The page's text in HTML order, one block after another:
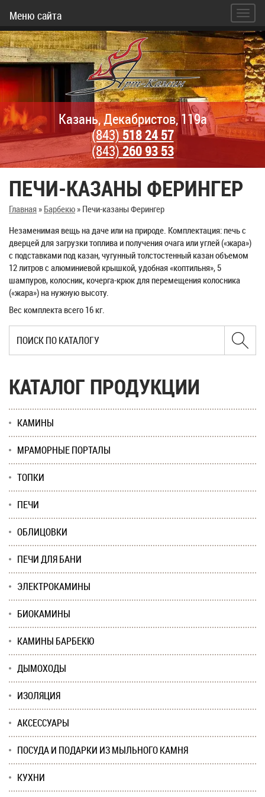
Меню сайта
Казань, Декабристов, 119а
(843)518 24 57
(843)260 93 53
ПЕЧИ-КАЗАНЫ ФЕРИНГЕР
Главная» Барбекю» Печи-казаны Ферингер
Незаменимая вещь на даче или на природе. Комплектация: печь с
дверцей для загрузки топлива и получения очага или углей («жара»)
с подставками под казан, чугунный толстостенный казан объемом
12 литров с алюминиевой крышкой, удобная «коптильня», 5
шампуров, колосник, кочерга-крюк для перемещения колосника
(«жара») на нужную высоту.
Вес комплекта всего 16 кг.
КАТАЛОГ ПРОДУКЦИИ
КАМИНЫ
МРАМОРНЫЕ ПОРТАЛЫ
ТОПКИ
ПЕЧИ
ОБЛИЦОВКИ
ПЕЧИ ДЛЯ БАНИ
ЭЛЕКТРОКАМИНЫ
БИОКАМИНЫ
КАМИНЫ БАРБЕКЮ
ДЫМОХОДЫ
ИЗОЛЯЦИЯ
АКСЕССУАРЫ
ПОСУДА И ПОДАРКИ ИЗ МЫЛЬНОГО КАМНЯ
КУХНИ